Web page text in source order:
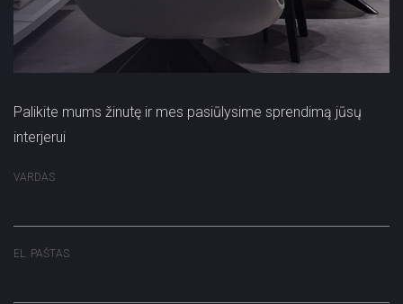
Palikite mums žinutę ir mes pasiūlysime sprendimą jūsų
interjerui
VARDAS
EL. PAŠTAS